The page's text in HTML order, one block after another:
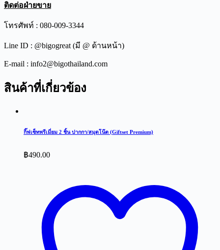
ติดต่อฝ่ายขาย
โทรศัพท์ : 080-009-3344
Line ID : @bigogreat (มี @ ด้านหน้า)
E-mail : info2@bigothailand.com
สินค้าที่เกี่ยวข้อง
กิ๊ฟเซ็ทพรีเมี่ยม 2 ชิ้น ปากกา/สมุดโน๊ต (Giftset Premium)
฿490.00